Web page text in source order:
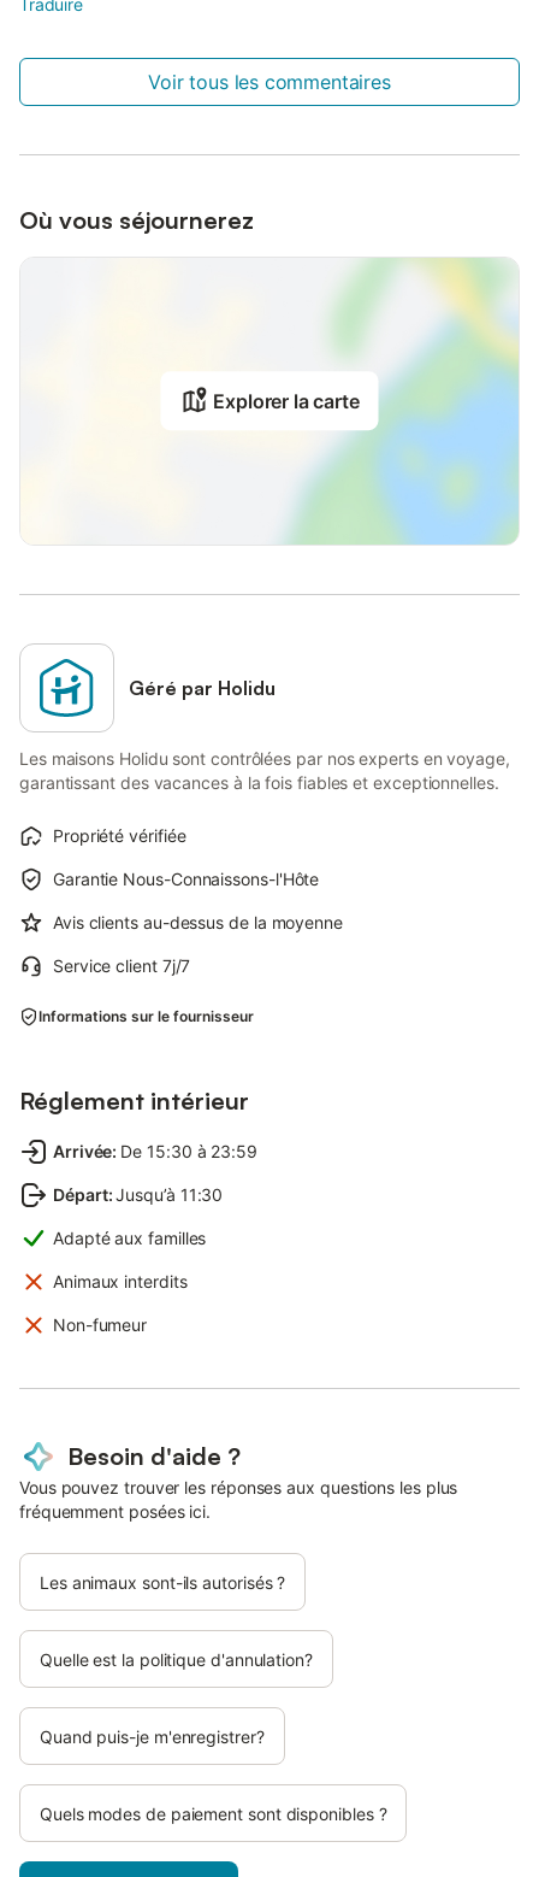
Voir tous les commentaires
Où vous séjournerez
Explorer la carte
Géré par Holidu
Les maisons Holidu sont contrôlées par nos experts en voyage,
garantissant des vacances à la fois fiables et exceptionnelles.
Propriété vérifiée
Garantie Nous-Connaissons-l'Hôte
Avis clients au-dessus de la moyenne
Service client 7j/7
Informations sur le fournisseur
Réglement intérieur
Arrivée: De 15:30 à 23:59
Départ:Jusqu’à 11:30
Adapté aux familles
Animaux interdits
Non-fumeur
Besoin d'aide ?
Vous pouvez trouver les réponses aux questions les plus
fréquemment posées ici.
Les animaux sont-ils autorisés ?
Quelle est la politique d'annulation?
Quand puis-je m'enregistrer?
Quels modes de paiement sont disponibles ?